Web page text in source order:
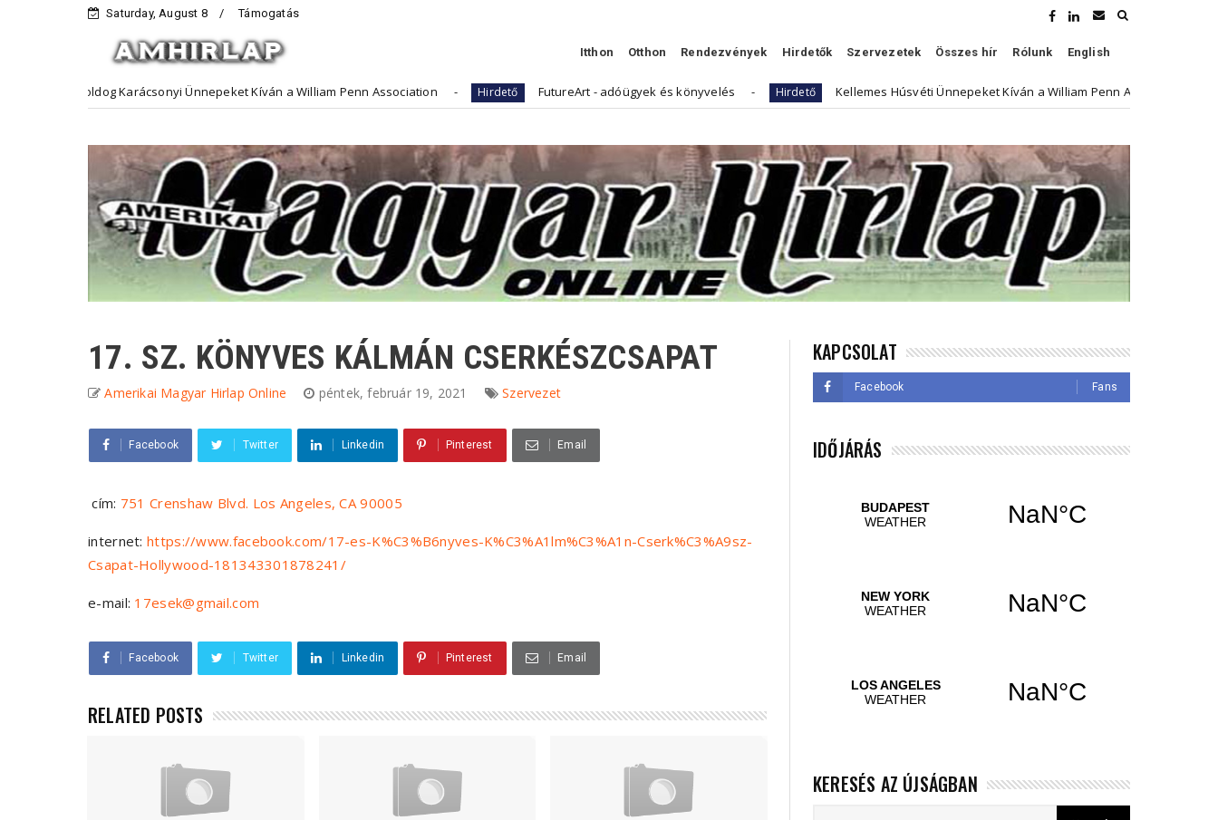
Saturday, August 8 Támogatás
Itthon Otthon Rendezvények Hirdetők Szervezetek Összes hír Rólunk English
Boldog Karácsonyi Ünnepeket Kíván a William Penn Association Hirdető FutureArt - adóügyek és könyvelés Hirdető Kellemes Húsvéti Ünnepeket Kíván a William Penn Association
17. SZ. KÖNYVES KÁLMÁN CSERKÉSZCSAPAT
Amerikai Magyar Hirlap Online péntek, február 19, 2021 Szervezet
Facebook Twitter Linkedin Pinterest Email
cím: 751 Crenshaw Blvd. Los Angeles, CA 90005
internet: https://www.facebook.com/17-es-K%C3%B6nyves-K%C3%A1lm%C3%A1n-Cserk%C3%A9sz-
Csapat-Hollywood-181343301878241/
e-mail: 17esek@gmail.com
Facebook Twitter Linkedin Pinterest Email
RELATED POSTS
KAPCSOLAT
Facebook Fans
IDŐJÁRÁS
KERESÉS AZ ÚJSÁGBAN